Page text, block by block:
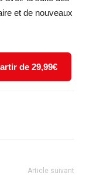
et de nouveaux
de 29,99€
Article suivant